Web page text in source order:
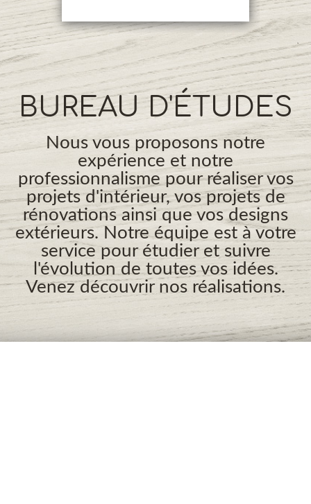
BUREAU D'ÉTUDES
Nous vous proposons notre
expérience et notre
professionnalisme pour réaliser vos
projets d'intérieur, vos projets de
rénovations ainsi que vos designs
extérieurs. Notre équipe est à votre
service pour étudier et suivre
l'évolution de toutes vos idées.
Venez découvrir nos réalisations.